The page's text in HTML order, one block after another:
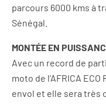
parcours 6000 kms à
Sénégal.
MONTÉE EN
Avec un record de
moto de l’AFRICA
envol et elle sera très